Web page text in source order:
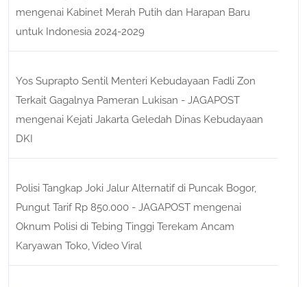
mengenai Kabinet Merah Putih dan Harapan Baru
untuk Indonesia 2024-2029
Yos Suprapto Sentil Menteri Kebudayaan Fadli Zon
Terkait Gagalnya Pameran Lukisan - JAGAPOST
mengenai Kejati Jakarta Geledah Dinas Kebudayaan
DKI
Polisi Tangkap Joki Jalur Alternatif di Puncak Bogor,
Pungut Tarif Rp 850.000 - JAGAPOST mengenai
Oknum Polisi di Tebing Tinggi Terekam Ancam
Karyawan Toko, Video Viral